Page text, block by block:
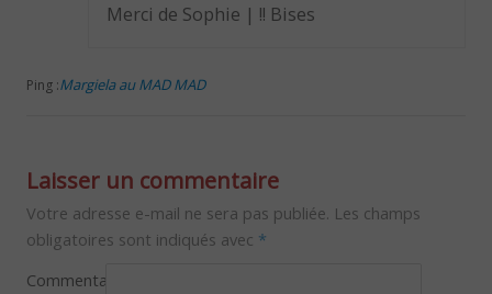
Merci de Sophie | !! Bises
Ping :Margiela au MAD MAD
Laisser un commentaire
Votre adresse e-mail ne sera pas publiée. Les champs
obligatoires sont indiqués avec *
Commentaire